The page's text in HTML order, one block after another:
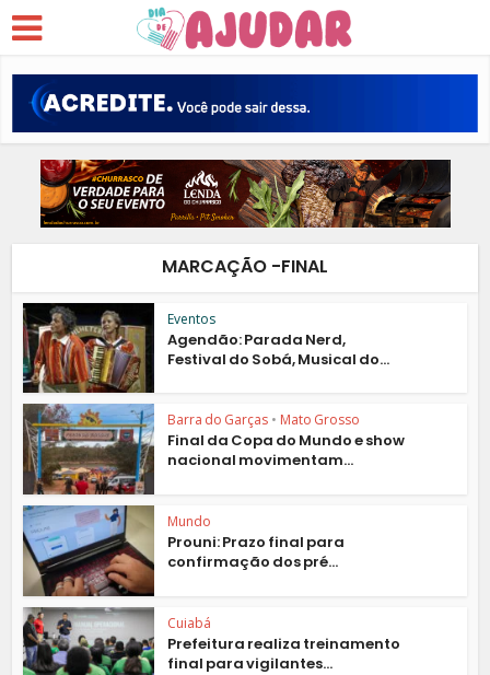
MARCAÇÃO -FINAL
Eventos
Agendão: Parada Nerd,
Festival do Sobá, Musical do...
Barra do Garças • Mato Grosso
Final da Copa do Mundo e show
nacional movimentam...
Mundo
Prouni: Prazo final para
confirmação dos pré...
Cuiabá
Prefeitura realiza treinamento
final para vigilantes...